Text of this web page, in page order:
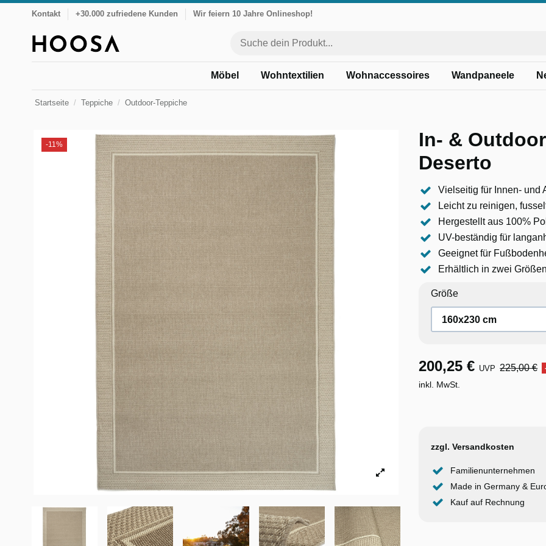
Kontakt +30.000 zufriedene Kunden Wir feiern 10 Jahre Onlineshop!
Möbel Wohntextilien Wohnaccessoires Wandpaneele
Startseite Teppiche Outdoor-Teppiche
-11%
In- &
Deserto
Vielseitig für Innen- und
Leicht zu reinigen,
Hergestellt aus 100%
UV-beständig für
Geeignet für
Erhältlich in zwei
Größe
200,25 € UVP 225,00 €
inkl. MwSt.
zzgl. Versandkosten
Familienunternehmen
Made in Germany &
Kauf auf Rechnung